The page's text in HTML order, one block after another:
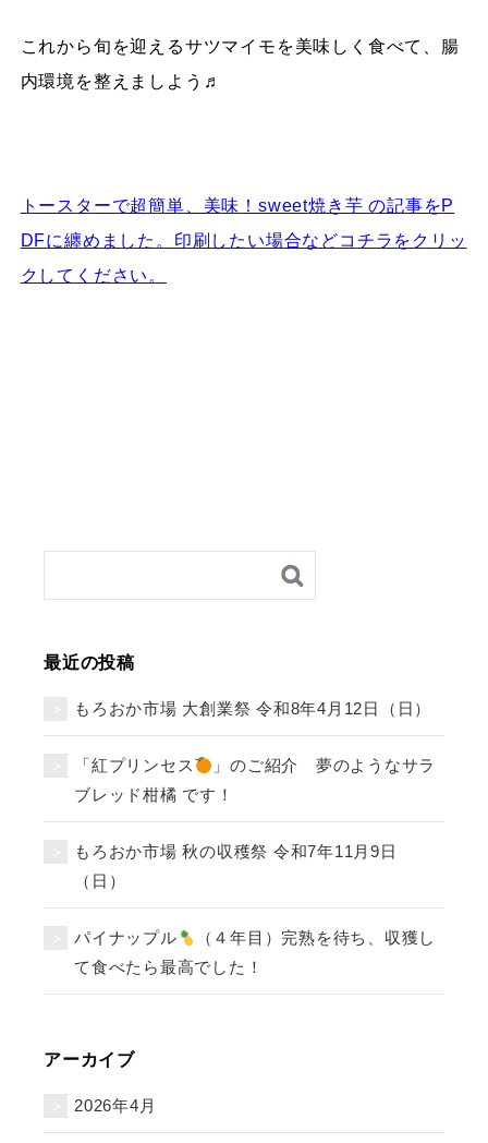
これから旬を迎えるサツマイモを美味しく食べて、腸
内環境を整えましよう♬
トースターで超簡単、美味！sweet焼き芋 の記事をP
DFに纏めました。印刷したい場合などコチラをクリッ
クしてください。
最近の投稿
もろおか市場 大創業祭 令和8年4月12日（日）
「紅プリンセス
」のご紹介 夢のようなサラ
ブレッド柑橘 です！
もろおか市場 秋の収穫祭 令和7年11月9日
（日）
パイナップル
（４年目）完熟を待ち、収獲し
て食べたら最高でした！
アーカイブ
2026年4月